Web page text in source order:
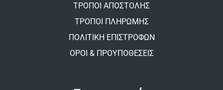
ΤΡΟΠΟΙ ΑΠΟΣΤΟΛΗΣ
ΤΡΟΠΟΙ ΠΛΗΡΩΜΗΣ
ΠΟΛΙΤΙΚΗ ΕΠΙΣΤΡΟΦΩΝ
ΟΡΟΙ & ΠΡΟΥΠΟΘΕΣΕΙΣ